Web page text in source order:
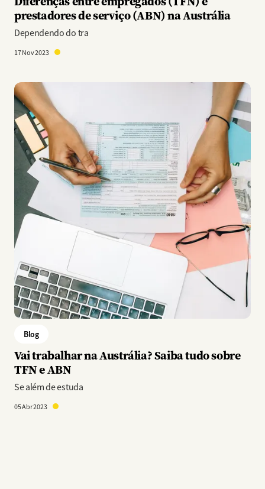
prestadores de serviço (ABN) na Austrália
Dependendo do tra
17 Nov 2023
Imagem
Blog
Vai trabalhar na Austrália? Saiba tudo sobre
TFN e ABN
Se além de estuda
05 Abr 2023